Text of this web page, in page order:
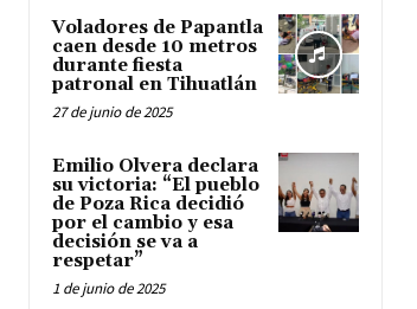
Voladores de Papantla
caen desde 10 metros
durante fiesta
patronal en Tihuatlán
27 de junio de 2025
Emilio Olvera declara
su victoria: “El pueblo
de Poza Rica decidió
por el cambio y esa
decisión se va a
respetar”
1 de junio de 2025